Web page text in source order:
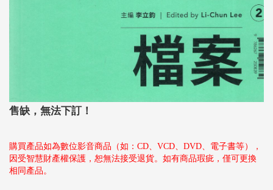
售缺，無法下訂！
購買產品如為數位影音商品（如：CD、VCD、DVD、電子書等），
因受智慧財產權保護，恕無法接受退貨。如有商品瑕疵，僅可更換
相同產品。